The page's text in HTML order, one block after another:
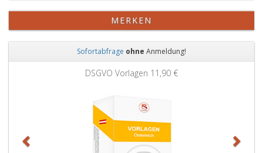
MERKEN
Sofortabfrage ohne Anmeldung!
DSGVO Vorlagen 11,90 €